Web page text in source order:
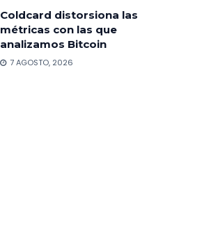
Coldcard distorsiona las
métricas con las que
analizamos Bitcoin
7 AGOSTO, 2026